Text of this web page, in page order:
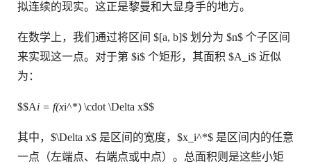
拟连续的现实。这正是黎曼和大显身手的地方。
在数学上，我们通过将区间 $[a, b]$ 划分为 $n$ 个子区间
来实现这一点。对于第 $i$ 个矩形，其面积 $A_i$ 近似
为：
$$Ai = f(xi^*) \cdot \Delta x$$
其中，$\Delta x$ 是区间的宽度，$x_i^*$ 是区间内的任意
一点（左端点、右端点或中点）。总面积则是这些小矩